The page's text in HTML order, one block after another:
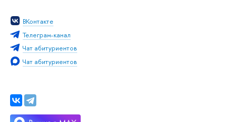
ВКонтакте
Телеграм-канал
Чат абитуриентов
Чат абитуриентов